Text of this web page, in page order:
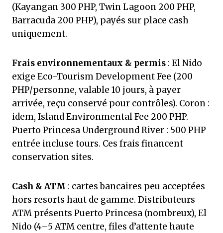
(Kayangan 300 PHP, Twin Lagoon 200 PHP,
Barracuda 200 PHP), payés sur place cash
uniquement.
Frais environnementaux & permis : El Nido
exige Eco-Tourism Development Fee (200
PHP/personne, valable 10 jours, à payer
arrivée, reçu conservé pour contrôles). Coron :
idem, Island Environmental Fee 200 PHP.
Puerto Princesa Underground River : 500 PHP
entrée incluse tours. Ces frais financent
conservation sites.
Cash & ATM : cartes bancaires peu acceptées
hors resorts haut de gamme. Distributeurs
ATM présents Puerto Princesa (nombreux), El
Nido (4–5 ATM centre, files d’attente haute